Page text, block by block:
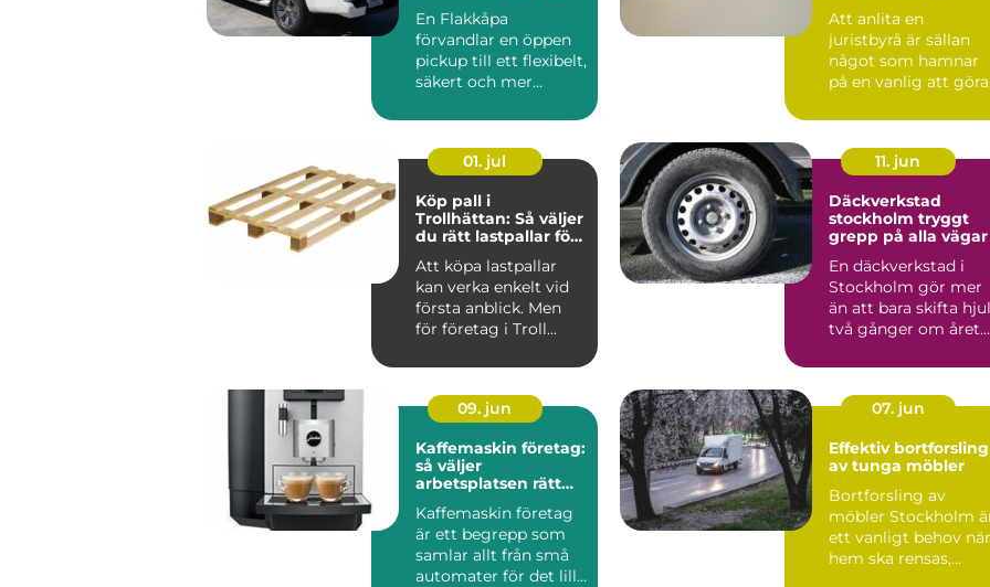
En Flakkåpa
förvandlar en öppen
pickup till ett flexibelt,
säkert och mer
transportfordon...
Att anlita en
juristbyrå är sällan
något som hamnar
på en vanlig att
sam...
01. jul
Köp pall i
Trollhättan: Så väljer
du rätt lastpallar för
Att köpa lastpallar
kan verka enkelt vid
första anblick. Men
för företag i Troll...
11. jun
Däckverkstad
stockholm tryggt
grepp på alla vägar
En däckverkstad i
Stockholm gör mer
än att bara skifta hjul
två gånger om året.
09. jun
Kaffemaskin företag:
så väljer
arbetsplatsen rätt
Kaffemaskin företag
är ett begrepp som
samlar allt från små
automater för det lilla
07. jun
Effektiv bortforsling
av tunga möbler
Bortforsling av
möbler Stockholm
ett vanligt behov när
hem ska rensas,